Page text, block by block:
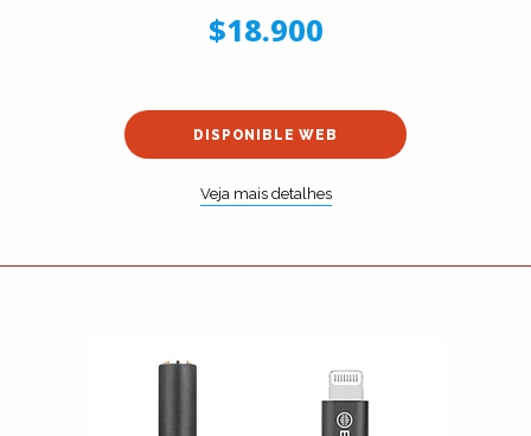
$18.900
DISPONIBLE WEB
Veja mais detalhes